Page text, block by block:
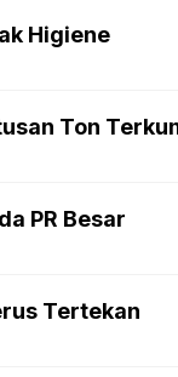
Higiene
Ton
PR Besar
Tertekan